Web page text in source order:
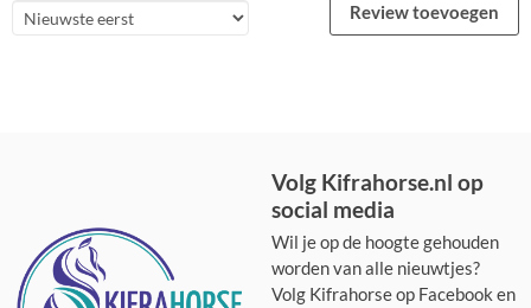
Review toevoegen
Volg Kifrahorse.nl op
social media
Wil je op de hoogte gehouden
worden van alle nieuwtjes?
Volg Kifrahorse op Facebook en